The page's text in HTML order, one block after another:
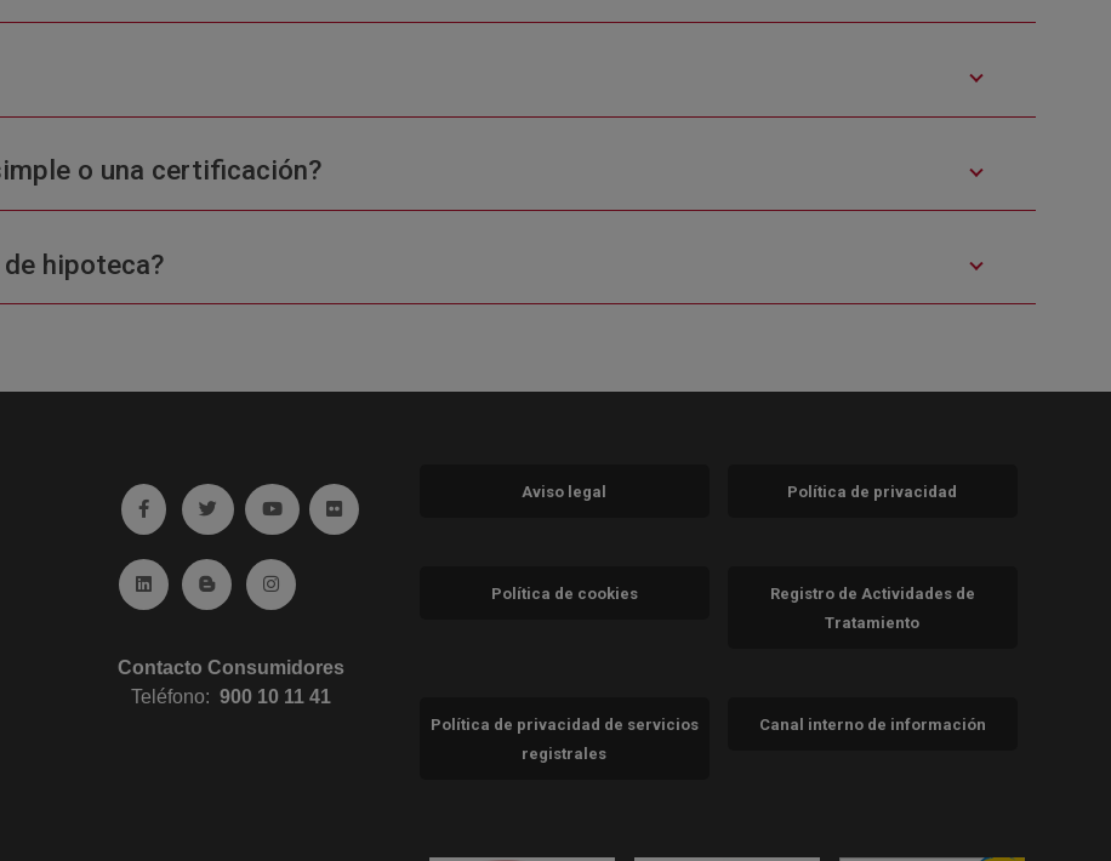
o una certificación?
hipoteca?
Ir a facebook (abre en ventana nueva)
Ir a twitter (abre en ventana nueva)
Ir a YouTube (abre en ventana nueva)
Ir a Flickr (abre en ventana nueva)
Ir a Linkedin (abre en ventana nueva)
Ir al Blog (abre en ventana nueva)
Ir a Instagram (abre en ventana nueva)
Contacto Consumidores
Teléfono:900 10 11 41
Aviso legal Política de privacidad
Política de cookies
Registro de Actividades de
Tratamiento
Política de privacidad de servicios
registrales
Canal interno de información